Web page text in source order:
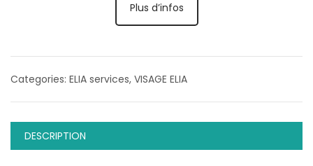
Plus d’infos
Categories: ELIA services, VISAGE ELIA
DESCRIPTION